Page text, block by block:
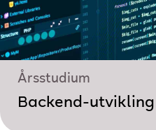
Årsstudium
Backend-utvikling